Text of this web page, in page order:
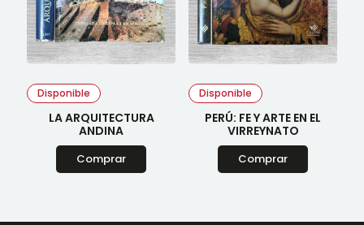
Disponible
LA ARQUITECTURA
ANDINA
Comprar
Disponible
PERÚ: FE Y ARTE EN EL
VIRREYNATO
Comprar